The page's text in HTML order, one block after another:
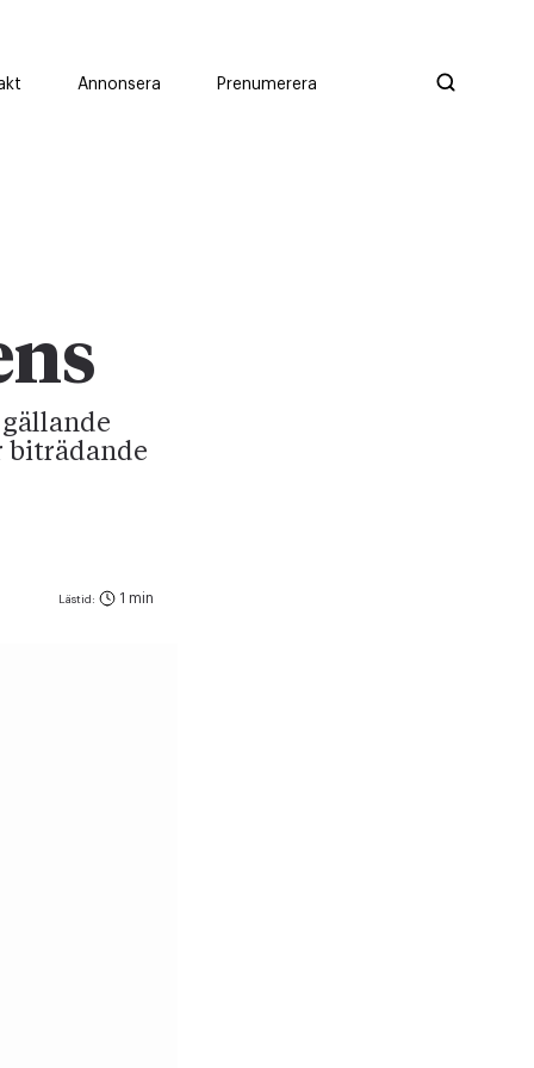
Annonsera Prenumerera
biträdande
Lästid: 1 min